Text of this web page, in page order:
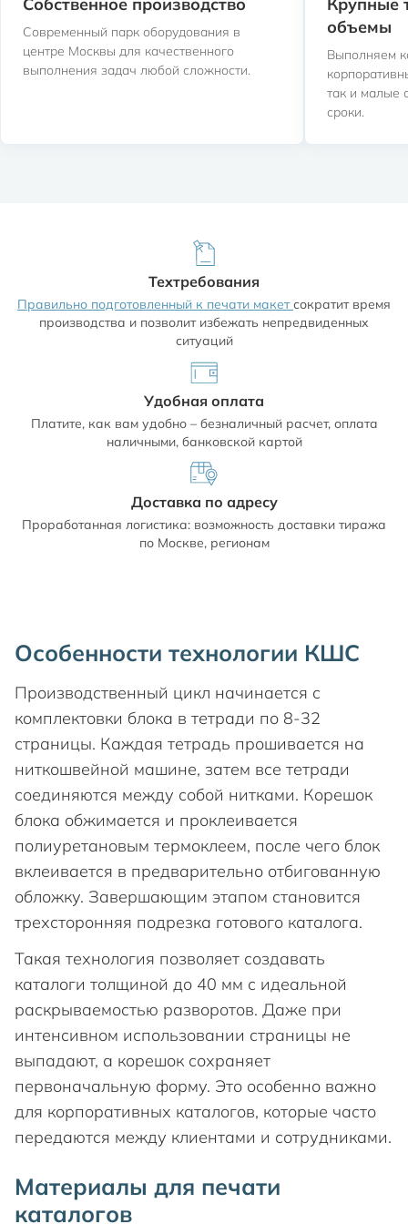
Обложка Блок
до 350 гр/м2. Варианты отделки обложки: шелкография,
мелованной или дизайнерской бумаге от 65 до 170
гр.кв.м. Бумагу большой плотности мы брать не
Современный парк оборудования в
центре Москвы для качественного
выполнения задач любой сложности.
объемы
Выполняем
так и малые
сроки.
Особенности технологии КШС
Производственный цикл начинается с
комплектовки блока в тетради по 8-32
страницы. Каждая тетрадь прошивается на
ниткошвейной машине, затем все тетради
соединяются между собой нитками. Корешок
блока обжимается и проклеивается
полиуретановым термоклеем, после чего блок
вклеивается в предварительно отбигованную
обложку. Завершающим этапом становится
трехсторонняя подрезка готового каталога.
Такая технология позволяет создавать
каталоги толщиной до 40 мм с идеальной
раскрываемостью разворотов. Даже при
интенсивном использовании страницы не
выпадают, а корешок сохраняет
первоначальную форму. Это особенно важно
для корпоративных каталогов, которые часто
передаются между клиентами и сотрудниками.
Материалы для печати
каталогов
Техтребования
Правильно подготовленный к печати макетсократит время
производства и позволит избежать непредвиденных
ситуаций
Удобная оплата
Платите, как вам удобно – безналичный расчет, оплата
наличными, банковской картой
Доставка по адресу
Проработанная логистика: возможность доставки тиража
по Москве, регионам